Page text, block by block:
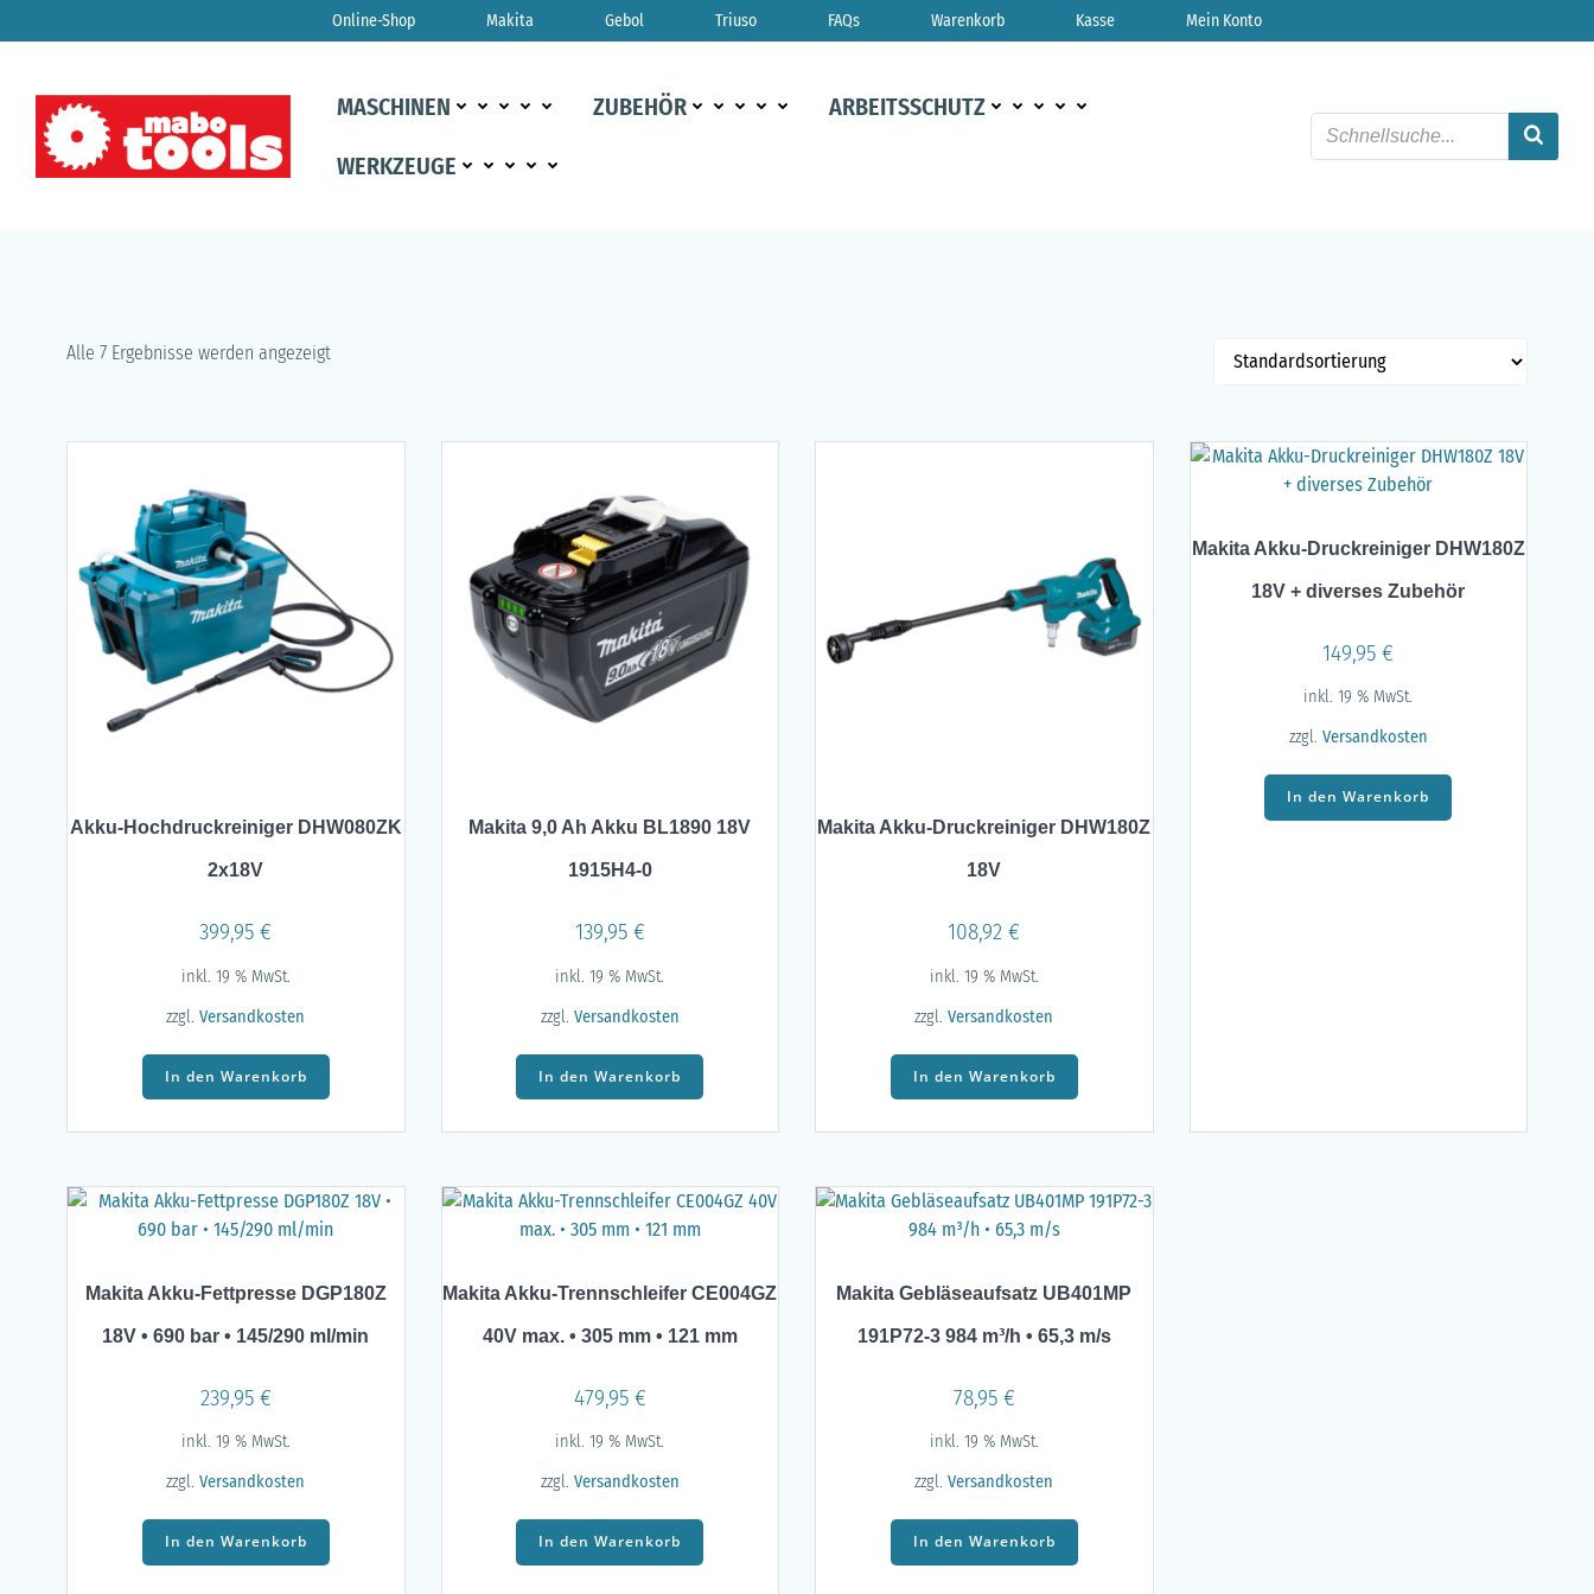
Inhalt
Online-Shop Makita Gebol Triuso FAQs Warenkorb Kasse Mein Konto
MASCHINEN ZUBEHÖR ARBEITSSCHUTZ
WERKZEUGE
Alle 7 Ergebnisse werden angezeigt
Akku-Hochdruckreiniger DHW080ZK
2x18V
399,95€
inkl. 19 % MwSt.
zzgl.Versandkosten
In den Warenkorb
Makita 9,0 Ah Akku BL1890 18V
1915H4-0
139,95 €
inkl. 19 % MwSt.
zzgl. Versandkosten
In den Warenkorb
Makita Akku-Druckreiniger DHW180Z
18V
108,92€
inkl. 19 % MwSt.
zzgl.Versandkosten
In den Warenkorb
Makita Akku-Druckreiniger DHW180Z
18V + diverses Zubehör
149,95€
inkl. 19 % MwSt.
zzgl. Versandkosten
In den Warenkorb
Makita Akku-Fettpresse DGP180Z
18V • 690 bar • 145/290 ml/min
239,95 €
inkl. 19 % MwSt.
zzgl.Versandkosten
In den Warenkorb
Makita Akku-Trennschleifer CE004GZ
40V max. • 305 mm • 121 mm
479,95 €
inkl. 19 % MwSt.
zzgl. Versandkosten
In den Warenkorb
Makita Gebläseaufsatz UB401MP
191P72-3 984 m³/h • 65,3 m/s
78,95 €
inkl. 19 % MwSt.
zzgl.Versandkosten
In den Warenkorb